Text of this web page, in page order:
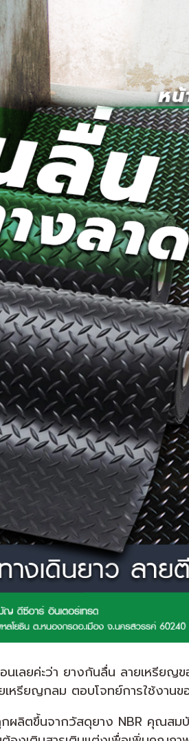
นเลยค่ะว่า ยางกันลื่น ลายเหรีย
เหรียญกลม ตอบโจทย์การใช้งาน
ลิตขึ้นจากวัสดุยาง NBR คุณสม